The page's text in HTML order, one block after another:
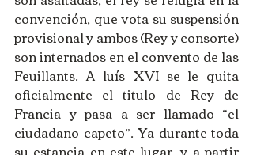
convención, que vota su suspensión
provisional y ambos (Rey y consorte)
son internados en el convento de las
Feuillants. A luís XVI se le quita
oficialmente el titulo de Rey de
Francia y pasa a ser llamado “el
ciudadano capeto”. Ya durante toda